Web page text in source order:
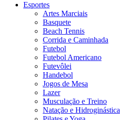
Esportes
Artes Marciais
Basquete
Beach Tennis
Corrida e Caminhada
Futebol
Futebol Americano
Futevôlei
Handebol
Jogos de Mesa
Lazer
Musculação e Treino
Natação e Hidroginástica